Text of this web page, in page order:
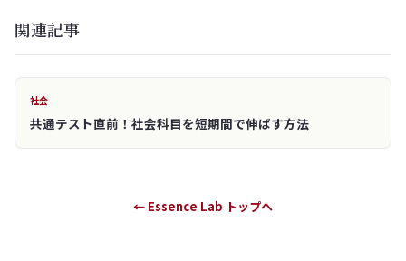
関連記事
社会
共通テスト直前！社会科目を短期間で伸ばす方法
← Essence Lab トップへ